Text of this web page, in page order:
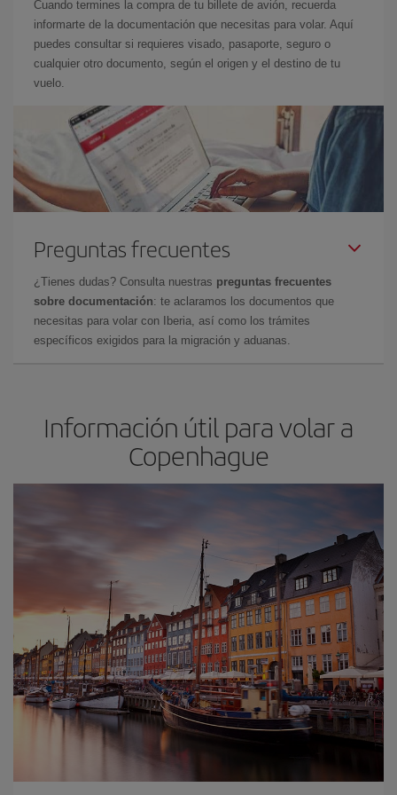
Cuando termines la compra de tu billete de avión, recuerda
informarte de la documentación que necesitas para volar. Aquí
puedes consultar si requieres visado, pasaporte, seguro o
cualquier otro documento, según el origen y el destino de tu
vuelo.
Preguntas frecuentes
¿Tienes dudas? Consulta nuestras preguntas frecuentes
sobre documentación: te aclaramos los documentos que
necesitas para volar con Iberia, así como los trámites
específicos exigidos para la migración y aduanas.
Información útil para volar a
Copenhague